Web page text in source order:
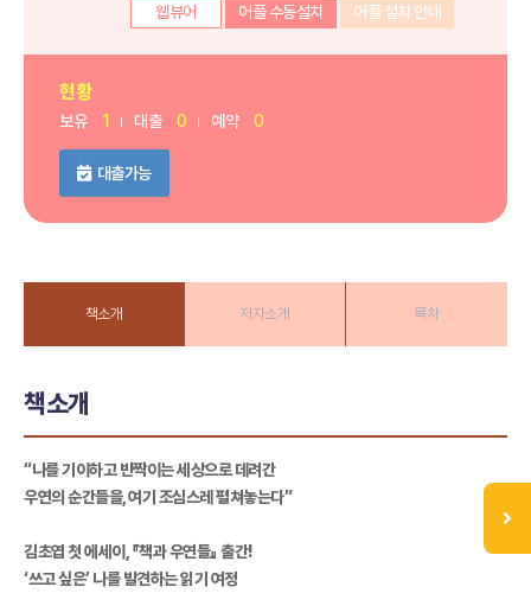
웹뷰어
어플 수동설치 어플 설치 안내
현황
보유 1 대출 0 예약 0
대출가능
책소개 저자소개 목차
책소개
“나를 기이하고 반짝이는 세상으로 데려간
우연의 순간들을, 여기 조심스레 펼쳐놓는다”
김초엽 첫 에세이, 『책과 우연들』 출간!
‘쓰고 싶은’ 나를 발견하는 읽기 여정